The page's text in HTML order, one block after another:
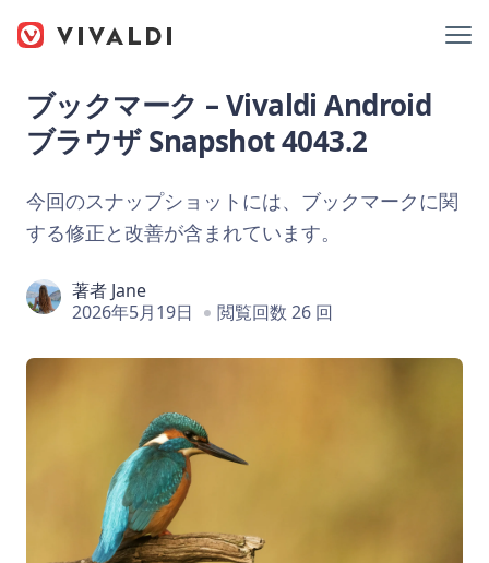
ブックマーク – Vivaldi Android
ブラウザ Snapshot 4043.2
今回のスナップショットには、ブックマークに関
する修正と改善が含まれています。
著者 Jane
2026年5月19日
閲覧回数 26 回